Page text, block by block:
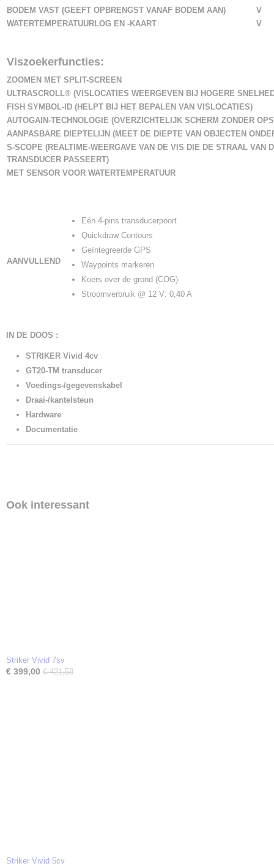
BODEM VAST (GEEFT OPBRENGST VANAF BODEM AAN)
V
WATERTEMPERATUURLOG EN -KAART
V
Viszoekerfuncties:
ZOOMEN MET SPLIT-SCREEN
ULTRASCROLL® (VISLOCATIES WEERGEVEN BIJ HOGERE
FISH SYMBOL-ID (HELPT BIJ HET BEPALEN VAN VISLOCATIES)
AUTOGAIN-TECHNOLOGIE (OVERZICHTELIJK SCHERM ZONDER
AANPASBARE DIEPTELIJN (MEET DE DIEPTE VAN OBJECTEN
S-SCOPE (REALTIME-WEERGAVE VAN DE VIS DIE DE STRAAL VAN
TRANSDUCER PASSEERT)
MET SENSOR VOOR WATERTEMPERATUUR
AANVULLEND
Eén 4-pins transducerpoort
Quickdraw Contours
Geïntegreerde GPS
Waypoints markeren
Koers over de grond (COG)
Stroomverbruik @ 12 V: 0,40 A
IN DE DOOS :
STRIKER Vivid 4cv
GT20-TM transducer
Voedings-/gegevenskabel
Draai-/kantelsteun
Hardware
Documentatie
Ook interessant
Striker Vivid 7sv
€ 399,00 € 421,58
Striker Vivid 5cv